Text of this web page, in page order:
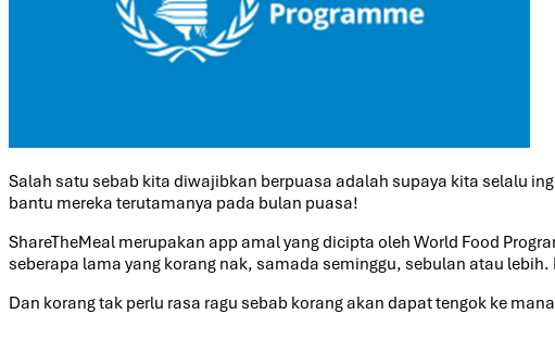
Salah satu sebab kita diwajibkan berpuasa adalah supaya kita selalu
bantu mereka terutamanya pada bulan puasa!
ShareTheMeal merupakan app amal yang dicipta oleh World Food
seberapa lama yang korang nak, samada seminggu, sebulan atau
Dan korang tak perlu rasa ragu sebab korang akan dapat tengok ke